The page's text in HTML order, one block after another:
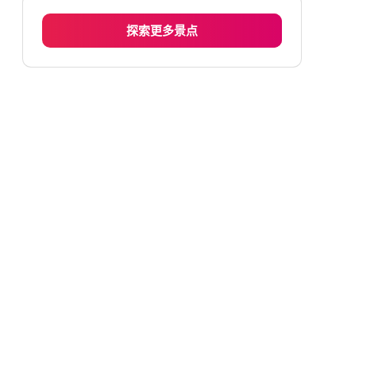
周三
上午6:00 - 下午6:00
周四
上午6:00 - 下午6:00
探索更多景点